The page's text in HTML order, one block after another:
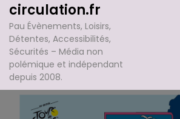
circulation.fr
Pau Évènements, Loisirs,
Détentes, Accessibilités,
Sécurités – Média non
polémique et indépendant
depuis 2008.